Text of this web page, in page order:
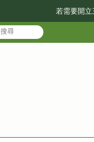
若需要開
搜尋